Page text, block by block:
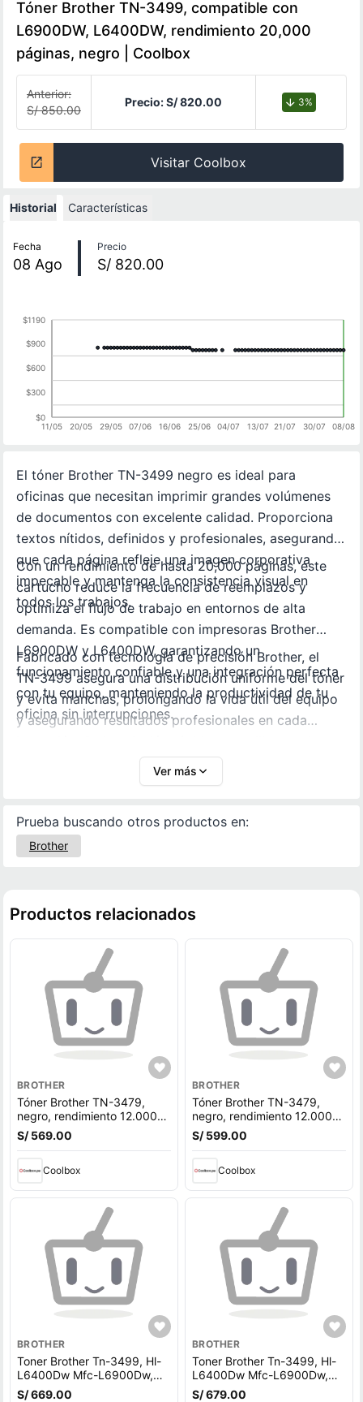
Tóner Brother TN-3499, compatible con
L6900DW, L6400DW, rendimiento 20,000
páginas, negro | Coolbox
Anterior:
S/ 850.00
Precio:S/ 820.00 3%
Visitar Coolbox
Historial Características
Fecha
08 Ago
Precio
S/ 820.00
11/05 20/05 29/05 07/06 16/06 25/06 04/07 13/07 21/07 30/07 08/08
$0
$300
$600
$900
$1190
El tóner Brother TN-3499 negro es ideal para
oficinas que necesitan imprimir grandes volúmenes
de documentos con excelente calidad. Proporciona
textos nítidos, definidos y profesionales, asegurando
que cada página refleje una imagen corporativa
impecable y mantenga la consistencia visual en
todos los trabajos.
Con un rendimiento de hasta 20,000 páginas, este
cartucho reduce la frecuencia de reemplazos y
optimiza el flujo de trabajo en entornos de alta
demanda. Es compatible con impresoras Brother
L6900DW y L6400DW, garantizando un
funcionamiento confiable y una integración perfecta
con tu equipo, manteniendo la productividad de tu
oficina sin interrupciones.
Fabricado con tecnología de precisión Brother, el
TN-3499 asegura una distribución uniforme del tóner
y evita manchas, prolongando la vida útil del equipo
y asegurando resultados profesionales en cada
continuar con tus tareas de manera eficiente y
Ver más
Prueba buscando otros productos en:
Brother
Productos relacionados
BROTHER
Tóner Brother TN-3479,
negro, rendimiento 12.000
páginas, compatible HL-
L6400DW, MFC-L6900DW
S/ 569.00
Coolbox
BROTHER
Tóner Brother TN-3479,
negro, rendimiento 12.000
páginas, compatible HL-
L6400DW, MFC-L6900DW
S/ 599.00
Coolbox
BROTHER
Toner Brother Tn-3499, Hl-
L6400Dw Mfc-L6900Dw,
20000 páginas, Negro
S/ 669.00
BROTHER
Toner Brother Tn-3499, Hl-
L6400Dw Mfc-L6900Dw,
20000 páginas, Negro
S/ 679.00